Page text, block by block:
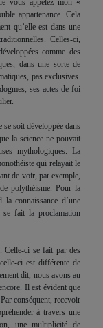
appartenance. Cela
qu’elle est dans une
Celles-ci,
comme des
dans une sorte de
pas exclusives.
ses actes de foi
se soit développée dans
la science ne pouvait
mythologiques. La
qui relayait le
de voir, par exemple,
polythéisme. Pour la
connaissance d’une
fait la proclamation
Celle-ci se fait par des
ci est différente de
dit, nous avons au
Il est évident que
conséquent, recevoir
à travers une
une multiplicité de